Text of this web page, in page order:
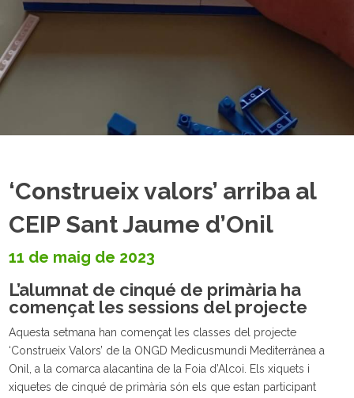
‘Construeix valors’ arriba al
CEIP Sant Jaume d’Onil
11 de maig de 2023
L’alumnat de cinqué de primària ha
començat les sessions del projecte
Aquesta setmana han començat les classes del projecte
‘Construeix Valors’ de la ONGD Medicusmundi Mediterrànea a
Onil, a la comarca alacantina de la Foia d’Alcoi. Els xiquets i
xiquetes de cinqué de primària són els que estan participant